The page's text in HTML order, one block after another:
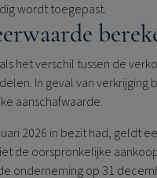
wordt toegepast.
het verschil tussen de
In geval van verkrijging
aanschafwaarde.
2026 in bezit had, geldt
de oorspronkelijke
onderneming op 31